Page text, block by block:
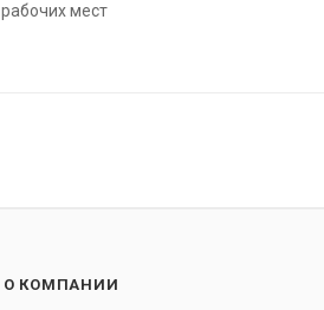
мест
О КОМПАНИИ